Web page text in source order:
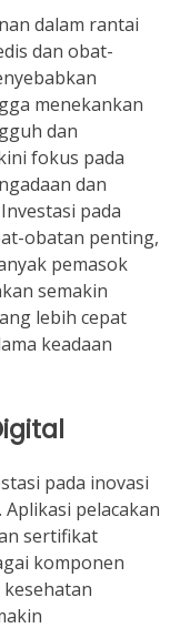
dalam rantai
dan obat-
menekankan
dan
fokus pada
dan
pada
obatan penting,
pemasok
semakin
lebih cepat
keadaan
pada inovasi
pelacakan
sertifikat
komponen